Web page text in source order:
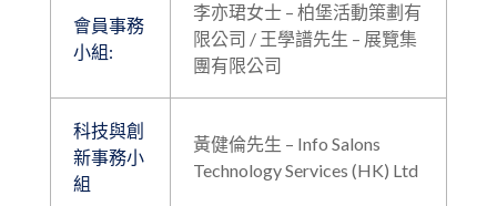
會員事務
小組:
李亦珺女士 – 柏堡活動策劃有
限公司 / 王學譜先生 – 展覽集
團有限公司
科技與創
新事務小
組
黃健倫先生 – Info Salons
Technology Services (HK) Ltd